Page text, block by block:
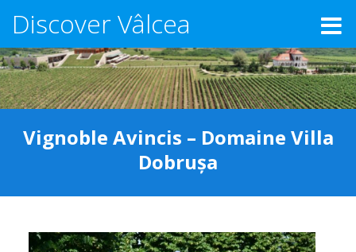
Discover Vâlcea
Vignoble Avincis – Domaine Villa
Dobrușa